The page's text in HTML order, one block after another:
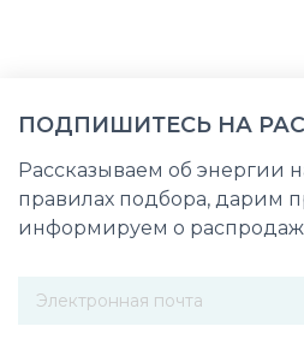
ПОДПИШИТЕСЬ НА
Рассказываем об энергии
правилах подбора, дарим
информируем о